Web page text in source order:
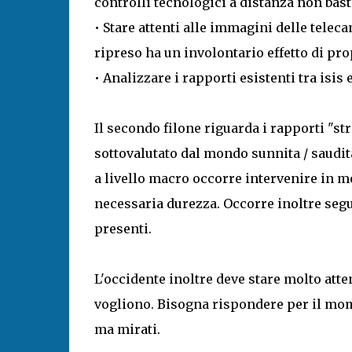
• Stare attenti alle immagini delle
ripreso ha un involontario effetto di
• Analizzare i rapporti esistenti tra
Il secondo filone riguarda i rapporti
sottovalutato dal mondo sunnita /
a livello macro occorre intervenire in
necessaria durezza. Occorre inoltre
presenti.
L'occidente inoltre deve stare molto
vogliono. Bisogna rispondere per il
ma mirati.